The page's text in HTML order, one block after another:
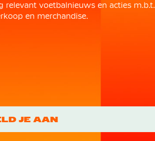
relevant voetbalnieuws en acties m.b.t.
en merchandise.
JE AAN